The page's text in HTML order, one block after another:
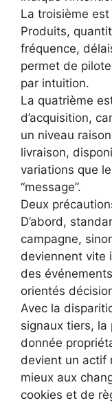
La troisième
Produits,
fréquence,
permet de
par intuition.
La quatrième
d’acquisition,
un niveau
livraison,
variations que
“message”.
Deux
D’abord,
campagne,
deviennent vite
des
orientés
Avec la
signaux tiers, la
donnée
devient un actif
mieux aux
cookies et de